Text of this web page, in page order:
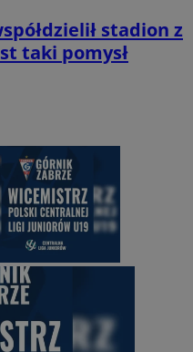
stadion z
taki pomysł